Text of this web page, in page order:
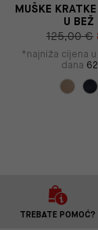
MUŠKE
U BEŽ
125,00 €
*najniža cijena
dana
TREBATE POMOĆ?